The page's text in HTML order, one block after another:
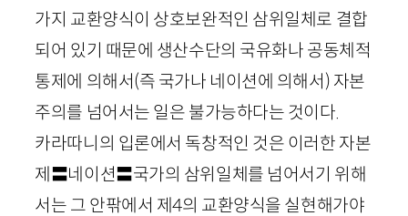
가지 교환양식이 상호보완적인 삼위일체로 결합
되어 있기 때문에 생산수단의 국유화나 공동체적
통제에 의해서(즉 국가나 네이션에 의해서) 자본
주의를 넘어서는 일은 불가능하다는 것이다.
카라따니의 입론에서 독창적인 것은 이러한 자본
제〓네이션〓국가의 삼위일체를 넘어서기 위해
서는 그 안팎에서 제4의 교환양식을 실현해가야